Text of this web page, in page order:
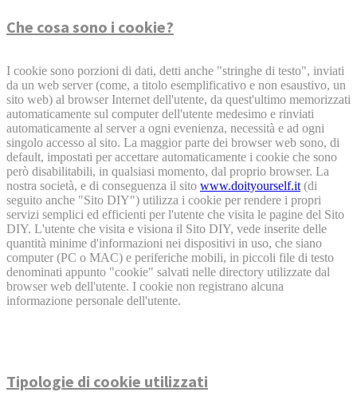
Che cosa sono i cookie?
I cookie sono porzioni di dati, detti anche "stringhe di testo", inviati
da un web server (come, a titolo esemplificativo e non esaustivo, un
sito web) al browser Internet dell'utente, da quest'ultimo memorizzati
automaticamente sul computer dell'utente medesimo e rinviati
automaticamente al server a ogni evenienza, necessità e ad ogni
singolo accesso al sito. La maggior parte dei browser web sono, di
default, impostati per accettare automaticamente i cookie che sono
però disabilitabili, in qualsiasi momento, dal proprio browser. La
nostra società, e di conseguenza il sito www.doityourself.it (di
seguito anche "Sito DIY") utilizza i cookie per rendere i propri
servizi semplici ed efficienti per l'utente che visita le pagine del Sito
DIY. L'utente che visita e visiona il Sito DIY, vede inserite delle
quantità minime d'informazioni nei dispositivi in uso, che siano
computer (PC o MAC) e periferiche mobili, in piccoli file di testo
denominati appunto "cookie" salvati nelle directory utilizzate dal
browser web dell'utente. I cookie non registrano alcuna
informazione personale dell'utente.
Tipologie di cookie utilizzati